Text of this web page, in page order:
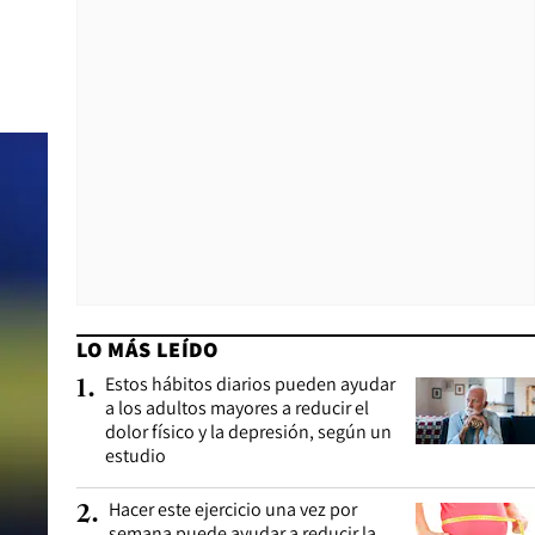
LO MÁS LEÍDO
1. Estos hábitos diarios pueden ayudar
a los adultos mayores a reducir el
dolor físico y la depresión, según un
estudio
2. Hacer este ejercicio una vez por